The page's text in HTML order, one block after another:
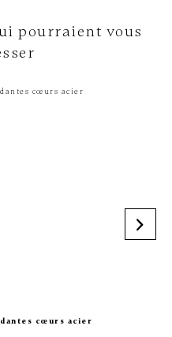
pourraient vous
cœurs acier